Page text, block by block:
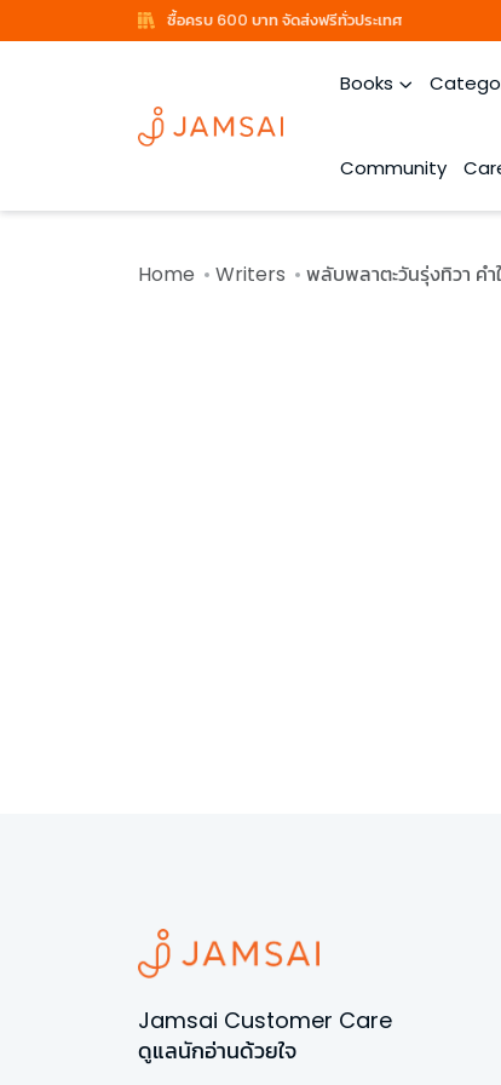
ซื้อครบ 600 บาท จัดส่งฟรีทั่วประเทศ
Books
Community
Home Writers พลับพลาตะวันรุ่งทิวา คำ
Jamsai Customer Care
ดูแลนักอ่านด้วยใจ